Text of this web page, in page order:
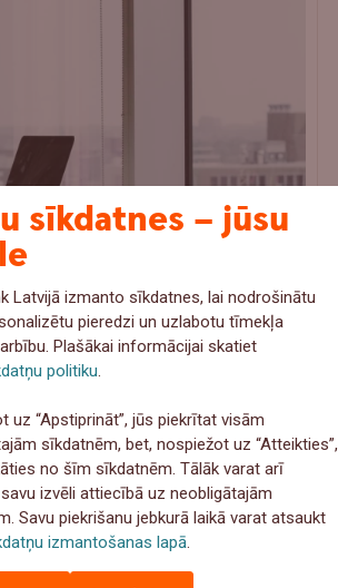
kopumā, investori var arī
pat ,ja pārējā tirgū ir
sīkdatnes – jūsu
Latvijā izmanto sīkdatnes, lai nodrošinātu
pieredzi un uzlabotu tīmekļa
Plašākai informācijai skatiet
politiku.
uz “Apstiprināt”, jūs piekrītat visām
sīkdatnēm, bet, nospiežot uz “Atteikties”,
no šīm sīkdatnēm. Tālāk varat arī
izvēli attiecībā uz neobligātajām
Savu piekrišanu jebkurā laikā varat atsaukt
izmantošanas lapā.